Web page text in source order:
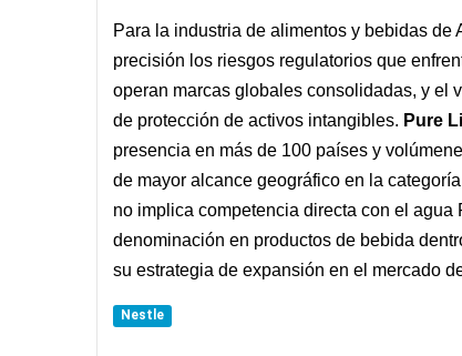
Para la industria de alimentos y bebidas
precisión los riesgos regulatorios que
operan marcas globales consolidadas, y el
de protección de activos intangibles. Pure
presencia en más de 100 países y
de mayor alcance geográfico en la
no implica competencia directa con el
denominación en productos de bebida
su estrategia de expansión en el mercado
Nestle